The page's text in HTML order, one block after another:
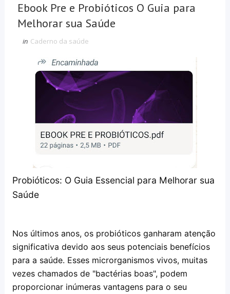
Ebook Pre e Probióticos O Guia para
Melhorar sua Saúde
in Caderno da saúde
Probióticos: O Guia Essencial para Melhorar sua
Saúde
Nos últimos anos, os probióticos ganharam atenção
significativa devido aos seus potenciais benefícios
para a saúde. Esses microrganismos vivos, muitas
vezes chamados de "bactérias boas", podem
proporcionar inúmeras vantagens para o seu